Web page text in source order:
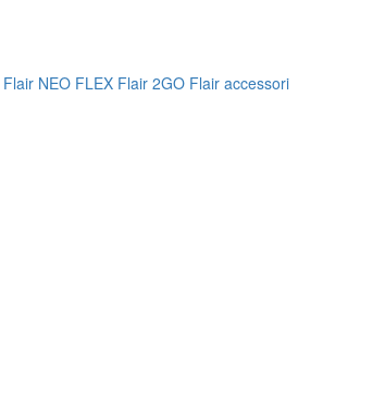
Flair NEO FLEX Flair 2GO Flair accessori